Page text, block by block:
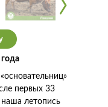
первых 33
наша летопись